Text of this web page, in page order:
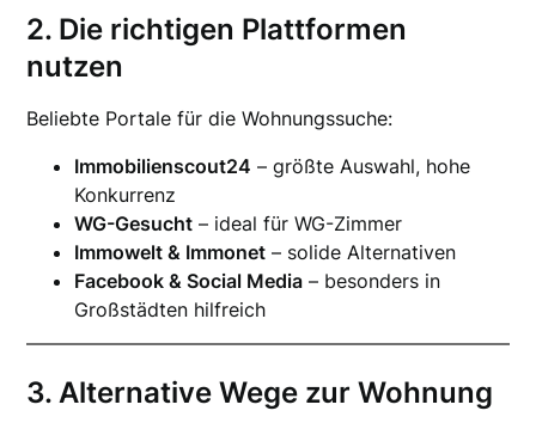
2. Die richtigen Plattformen
nutzen
Beliebte Portale für die Wohnungssuche:
Immobilienscout24 – größte Auswahl, hohe
Konkurrenz
WG-Gesucht – ideal für WG-Zimmer
Immowelt & Immonet – solide Alternativen
Facebook & Social Media – besonders in
Großstädten hilfreich
3. Alternative Wege zur Wohnung